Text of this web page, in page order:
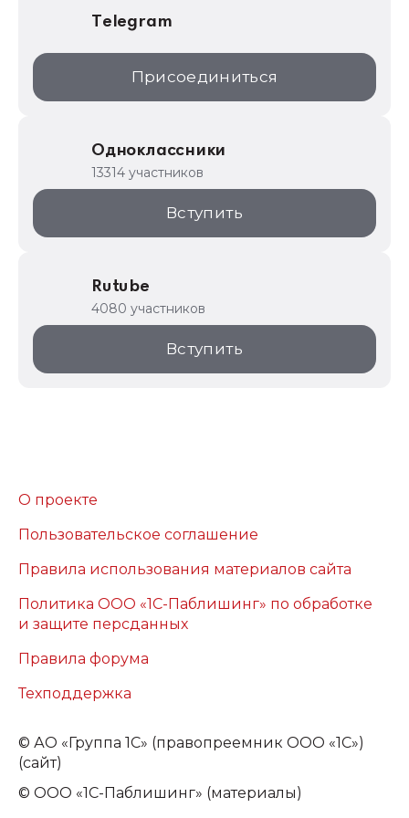
Telegram
Присоединиться
Одноклассники
13314 участников
Вступить
Rutube
4080 участников
Вступить
О проекте
Пользовательское соглашение
Правила использования материалов сайта
Политика ООО «1С-Паблишинг» по обработке
и защите персданных
Правила форума
Техподдержка
© АО «Группа 1С» (правопреемник ООО «1С»)
(сайт)
© ООО «1С-Паблишинг» (материалы)